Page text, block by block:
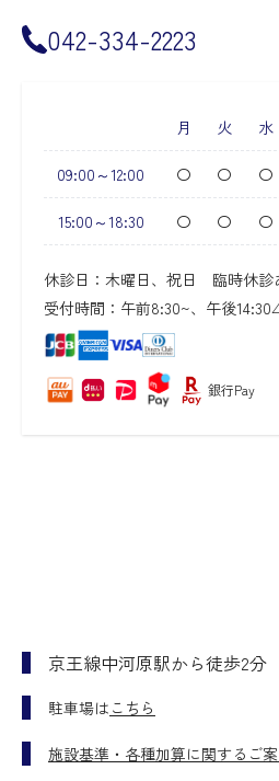
042-334-2223
月 火 水
09:00～12:00 〇 〇 〇
15:00～18:30 〇 〇 〇
休診日：木曜日、祝日 臨時休診
受付時間：午前8:30~、午後14:30
銀行Pay
京王線中河原駅から徒歩2分
駐車場は こちら
施設基準・各種加算に関するご